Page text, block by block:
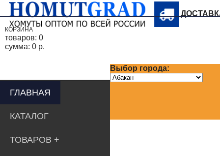
Выбор города:
КОРЗИНА
товаров: 0
сумма: 0 р.
ГЛАВНАЯ
КАТАЛОГ
ТОВАРОВ